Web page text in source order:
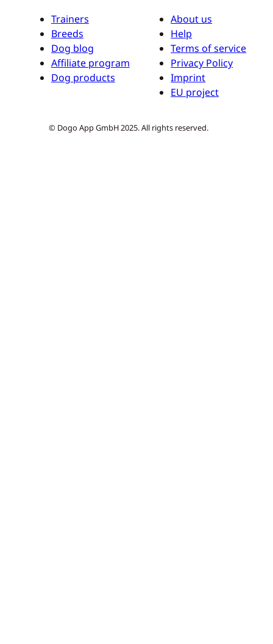
Trainers
Breeds
Dog blog
Affiliate program
Dog products
About us
Help
Terms of service
Privacy Policy
Imprint
EU project
© Dogo App GmbH 2025. All rights reserved.